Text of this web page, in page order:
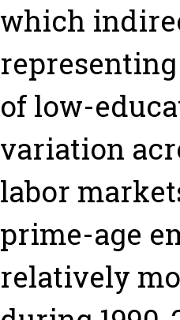
which
of low-
variation
labor
prime-age
relatively